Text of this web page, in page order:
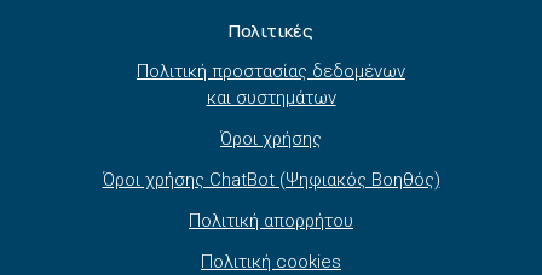
Πολιτικές
Πολιτική προστασίας δεδομένων
και συστημάτων
Όροι χρήσης
Όροι χρήσης ChatBot (Ψηφιακός Βοηθός)
Πολιτική απορρήτου
Πολιτική cookies